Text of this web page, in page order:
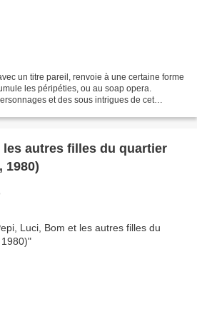
un titre pareil, renvoie à une certaine forme
les péripéties, ou au soap opera.
et des sous intrigues de cet
les autres filles du quartier
1980)